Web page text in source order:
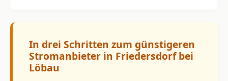
In drei Schritten zum günstigeren
Stromanbieter in Friedersdorf bei
Löbau